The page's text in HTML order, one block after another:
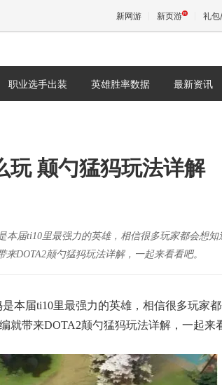
新网游 新页游 礼包
职业选手出装 英雄胜率数据 最新资讯
玩 颠勺猛犸玩法详解
本届ti10里最强力的英雄，相信很多玩家都会想
DOTA2颠勺猛犸玩法详解，一起来看看吧。
本届ti10里最强力的英雄，相信很多玩家
就带来DOTA2颠勺猛犸玩法详解，一起来